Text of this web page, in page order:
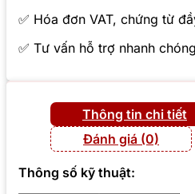
✅ Hóa đơn VAT, chứng từ
✅ Tư vấn hỗ trợ nhanh chóng
Thông tin chi tiết
Đánh giá (0)
Thông số kỹ thuật: